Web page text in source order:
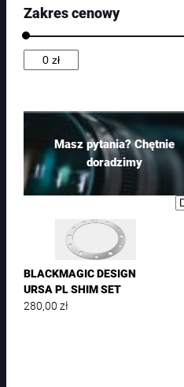
Zakres cenowy
Masz pytania? Chętnie
doradzimy
BLACKMAGIC DESIGN
URSA PL SHIM SET
280,00zł